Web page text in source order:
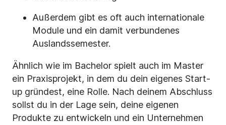
Außerdem gibt es oft auch internationale
Module und ein damit verbundenes
Auslandssemester.
Ähnlich wie im Bachelor spielt auch im Master
ein Praxisprojekt, in dem du dein eigenes Start-
up gründest, eine Rolle. Nach deinem Abschluss
sollst du in der Lage sein, deine eigenen
Produkte zu entwickeln und ein Unternehmen